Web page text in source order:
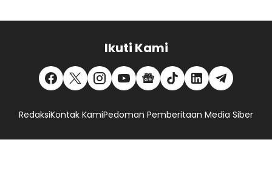
Ikuti Kami
RedaksiKontak KamiPedoman Pemberitaan Media Siber